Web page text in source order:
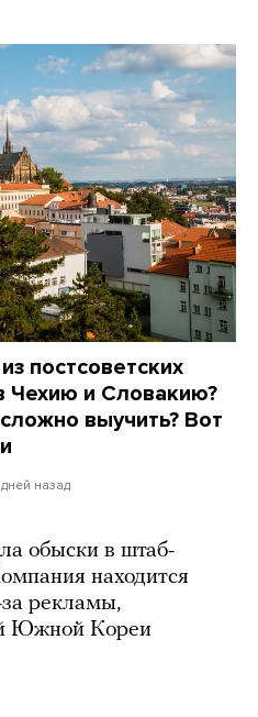
постсоветских
Чехию и Словакию?
выучить? Вот
назад
обыски в штаб-
находится
за рекламы,
Южной Кореи